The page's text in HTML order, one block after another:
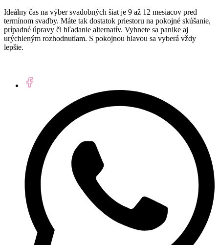
Ideálny čas na výber svadobných šiat je 9 až 12 mesiacov pred
termínom svadby. Máte tak dostatok priestoru na pokojné skúšanie,
prípadné úpravy či hľadanie alternatív. Vyhnete sa panike aj
urýchleným rozhodnutiam. S pokojnou hlavou sa vyberá vždy
lepšie.